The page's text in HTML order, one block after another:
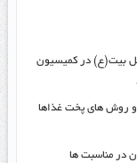
بیت(ع) در کمیسیون
و روش های پخت غذاها
در مناسبت ها